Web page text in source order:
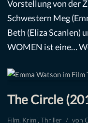
Vorstellung von der
Schwestern Meg
Beth (Eliza Scanlen)
WOMEN ist eine…
The Circle
Film Krimi Thriller von